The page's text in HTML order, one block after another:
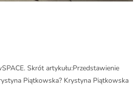
Skrót artykułu:Przedstawienie
Piątkowska? Krystyna Piątkowska